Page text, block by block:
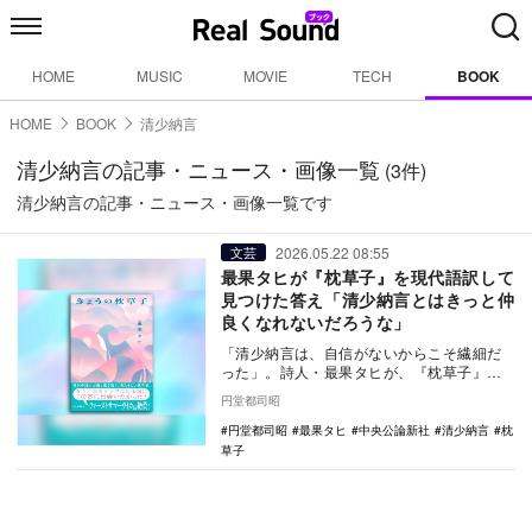
HOME MUSIC MOVIE TECH BOOK
HOME BOOK 清少納言
清少納言の記事・ニュース・画像一覧 (3件)
清少納言の記事・ニュース・画像一覧です
文芸 2026.05.22 08:55
最果タヒが『枕草子』を現代語訳して
見つけた答え「清少納言とはきっと仲
良くなれないだろうな」
「清少納言は、自信がないからこそ繊細だ
った」。詩人・最果タヒが、『枕草子』に
の時を超え、二…
円堂都司昭
円堂都司昭
最果タヒ 中央公論新社 清少納言
枕
草子